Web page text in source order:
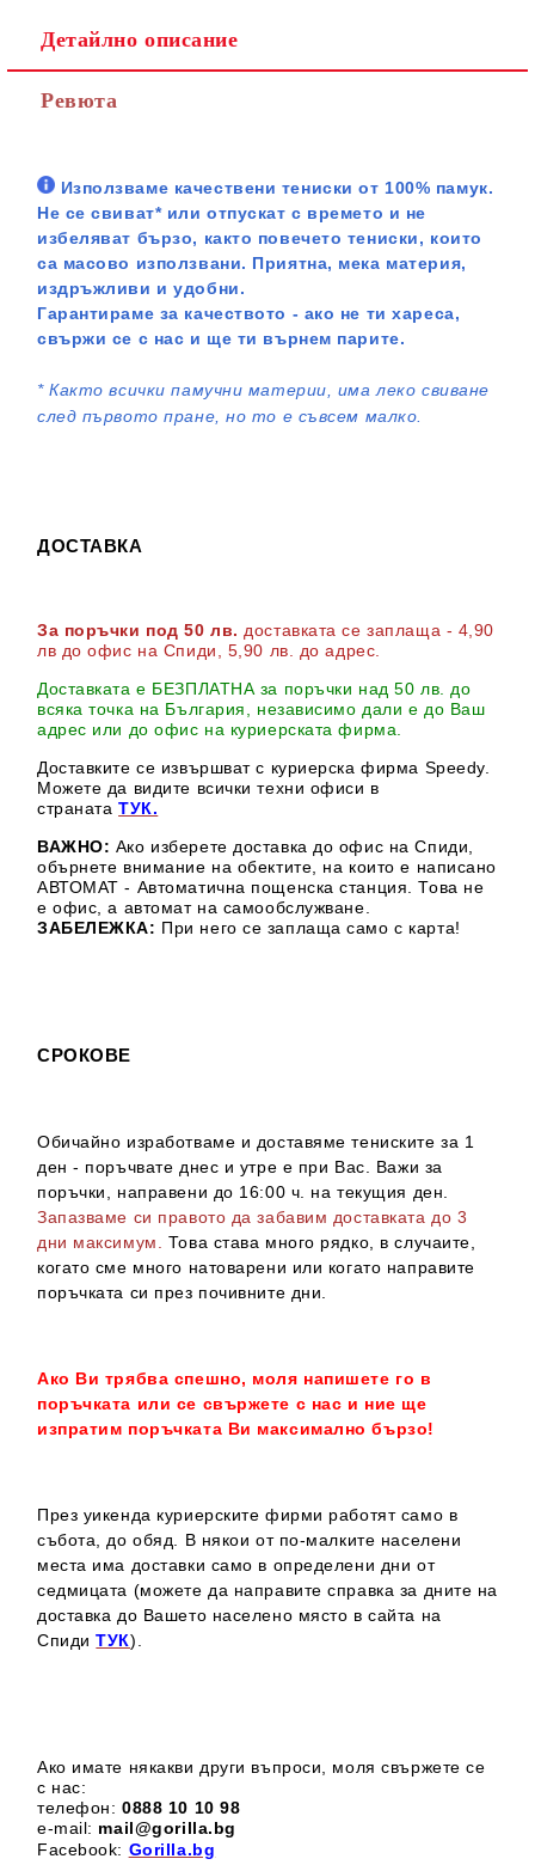
Детайлно описание
Ревюта
Използваме качествени тениски от 100% памук.
Не се свиват* или отпускат с времето и не
избеляват бързо, както повечето тениски, които
са масово използвани. Приятна, мека материя,
издръжливи и удобни.
Гарантираме за качеството - ако не ти хареса,
свържи се с нас и ще ти върнем парите.
*Както всички памучни материи, има леко свиване
след първото пране, но то е съвсем малко.
ДОСТАВКА
За поръчки под 50 лв. доставката се заплаща - 4,90
лв до офис на Спиди, 5,90 лв. до адрес.
Доставката е БЕЗПЛАТНА за поръчки над 50 лв. до
всяка точка на България, независимо дали е до Ваш
адрес или до офис на куриерската фирма.
Доставките се извършват с куриерска фирма Speedy.
Можете да видите всички техни офиси в
страната ТУК.
ВАЖНО: Ако изберете доставка до офис на Спиди,
обърнете внимание на обектите, на които е написано
АВТОМАТ - Автоматична пощенска станция. Това не
е офис, а автомат на самообслужване.
ЗАБЕЛЕЖКА: При него се заплаща само с карта!
СРОКОВЕ
Обичайно изработваме и доставяме тениските за 1
ден - поръчвате днес и утре е при Вас. Важи за
поръчки, направени до 16:00 ч. на текущия ден.
Запазваме си правото да забавим доставката до 3
дни максимум. Това става много рядко, в случаите,
когато сме много натоварени или когато направите
поръчката си през почивните дни.
Ако Ви трябва спешно, моля напишете го в
поръчката или се свържете с нас и ние ще
изпратим поръчката Ви максимално бързо!
През уикенда куриерските фирми работят само в
събота, до обяд. В някои от по-малките населени
места има доставки само в определени дни от
седмицата (можете да направите справка за дните на
доставка до Вашето населено място в сайта на
СпидиТУК).
Ако имате някакви други въпроси, моля свържете се
с нас:
телефон:0888 10 10 98
e-mail: mail@gorilla.bg
Facebook: Gorilla.bg